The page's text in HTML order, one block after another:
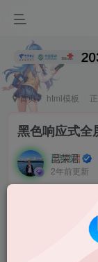
首页 html模板
黑色响应式全
昆荣君
2年前更新
html5黑色大气